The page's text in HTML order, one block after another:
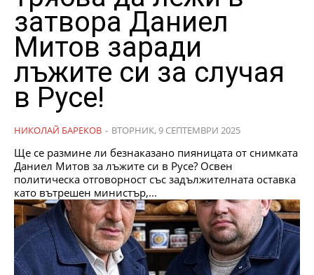
затвора Даниел
Митов заради
лъжите си за случая
в Русе!
НИКОЛАЙ БАРЕКОВ - ВТОРНИК, 9 СЕПТЕМВРИ 2025
Ще се размине ли безнаказано пияницата от снимката
Даниел Митов за лъжите си в Русе? Освен
политическа отговорност със задължителната оставка
като вътрешен министър,...